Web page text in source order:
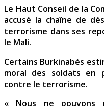
Le Haut Conseil de la
accusé la chaîne de
terrorisme dans ses
le Mali.
Certains Burkinabés
moral des soldats en
contre le terrorisme.
« Nous ne pouvons